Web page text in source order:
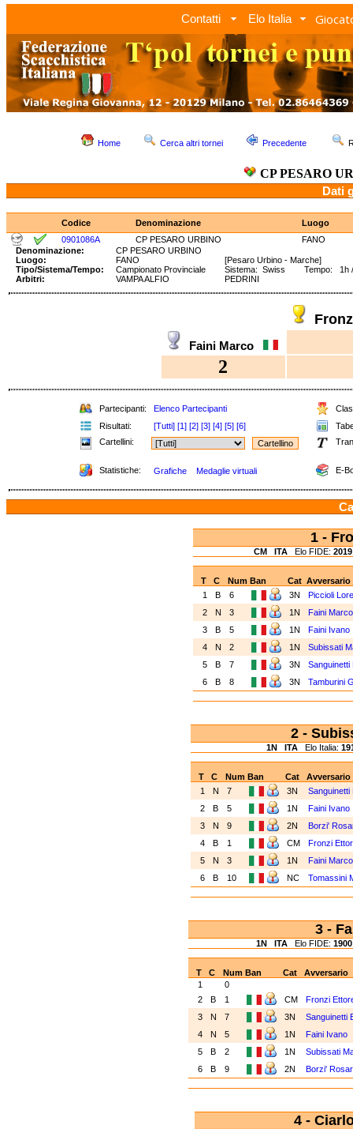
Contatti Elo Italia
Home Cerca altri tornei Precedente
CP PESARO
Dati
Codice Denominazione
Luogo
0901086A
CP PESARO URBINO
FANO
Denominazione:
CP PESARO URBINO
Luogo:
FANO
[Pesaro Urbino - Marche]
Tipo/Sistema/Tempo:
Campionato Provinciale Sistema: Swiss Tempo: 1h /
Arbitri:
VAMPA ALFIO PEDRINI
Faini Marco
2
Partecipanti: Elenco Partecipanti
Risultati:
[Tutti] [1] [2] [3] [4] [5] [6]
Cartellini:
Statistiche: Grafiche Medaglie virtuali E-
1 -
CM ITAElo FIDE: 2019
T C Num Ban Cat Avversario
1
B 6 3N
Piccioli
2
N 3 1N
Faini
3
B 5 1N
Faini Ivano
4
N 2 1N
Subissati
5
B 7 3N
6
B 8 3N Tamburini
2 -
1N ITAElo Italia:
T C NumBan Cat
Avversario
1
N 7 3N
2
B 5 1N
Faini Ivano
3
N 9 2N
Borzi'
4
B 1 CM
Fronzi
5
N 3 1N
Faini
6
B 10 NC Tomassini
3 -
1N ITA Elo FIDE: 1900
T C NumBan Cat
Avversario
1
0
2
B 1 CM
Fronzi
3
N 7 3N
Sanguinetti
4
N 5 1N
Faini Ivano
5
B 2 1N
Subissati
6
B 9 2N Borzi'
4 -